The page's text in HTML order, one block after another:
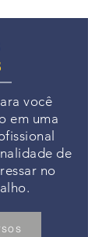
você
em uma
de
no